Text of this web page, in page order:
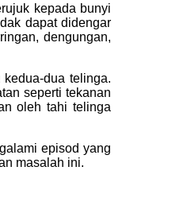
kepada bunyi
dapat didengar
dengungan,
dua telinga.
seperti tekanan
oleh tahi telinga
episod yang
masalah ini.